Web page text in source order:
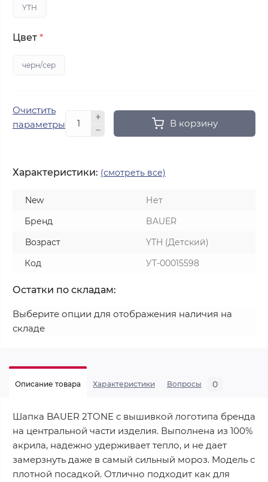
YTH
Цвет *
черн/сер
Очистить
параметры
В корзину
Характеристики: (смотреть все)
New
Нет
Бренд
BAUER
Возраст
YTH (Детский)
Код
УТ-00015598
Остатки по складам:
Выберите опции для отображения наличия на
складе
Описание товара Характеристики Вопросы 0
Шапка BAUER 2TONE с вышивкой логотипа бренда
на центральной части изделия. Выполнена из 100%
акрила, надежно удерживает тепло, и не дает
замерзнуть даже в самый сильный мороз. Модель с
плотной посадкой. Отлично подходит как для